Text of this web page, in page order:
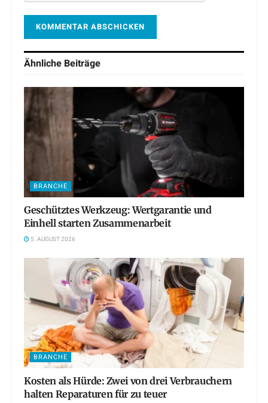
Ähnliche Beiträge
BRANCHE
Geschütztes Werkzeug: Wertgarantie und
Einhell starten Zusammenarbeit
5. AUGUST 2026
BRANCHE
Kosten als Hürde: Zwei von drei Verbrauchern
halten Reparaturen für zu teuer